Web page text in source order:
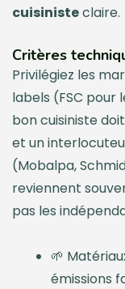
cuisinisteclaire.
Critères
Privilégiez les
labels (FSC pour
bon cuisiniste
et un
(Mobalpa,
reviennent
pas les
🌱
émissions